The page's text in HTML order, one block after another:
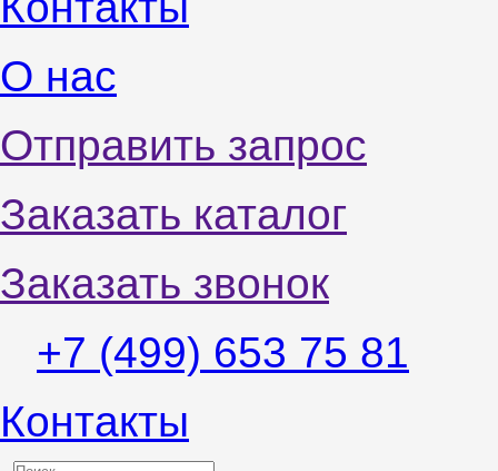
О нас
Отправить запрос
Заказать каталог
Заказать звонок
+7 (499) 653 75 81
Контакты